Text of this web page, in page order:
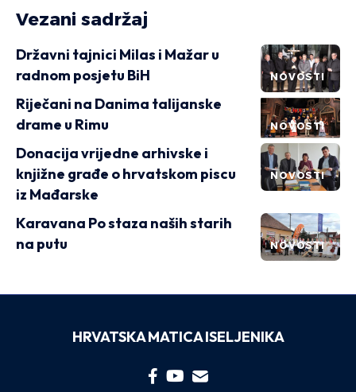
Vezani sadržaj
NOVOSTI
Državni tajnici Milas i Mažar u
radnom posjetu BiH
NOVOSTI
Riječani na Danima talijanske
drame u Rimu
NOVOSTI
Donacija vrijedne arhivske i
knjižne građe o hrvatskom piscu
iz Mađarske
NOVOSTI
Karavana Po staza naših starih
na putu
HRVATSKA MATICA ISELJENIKA